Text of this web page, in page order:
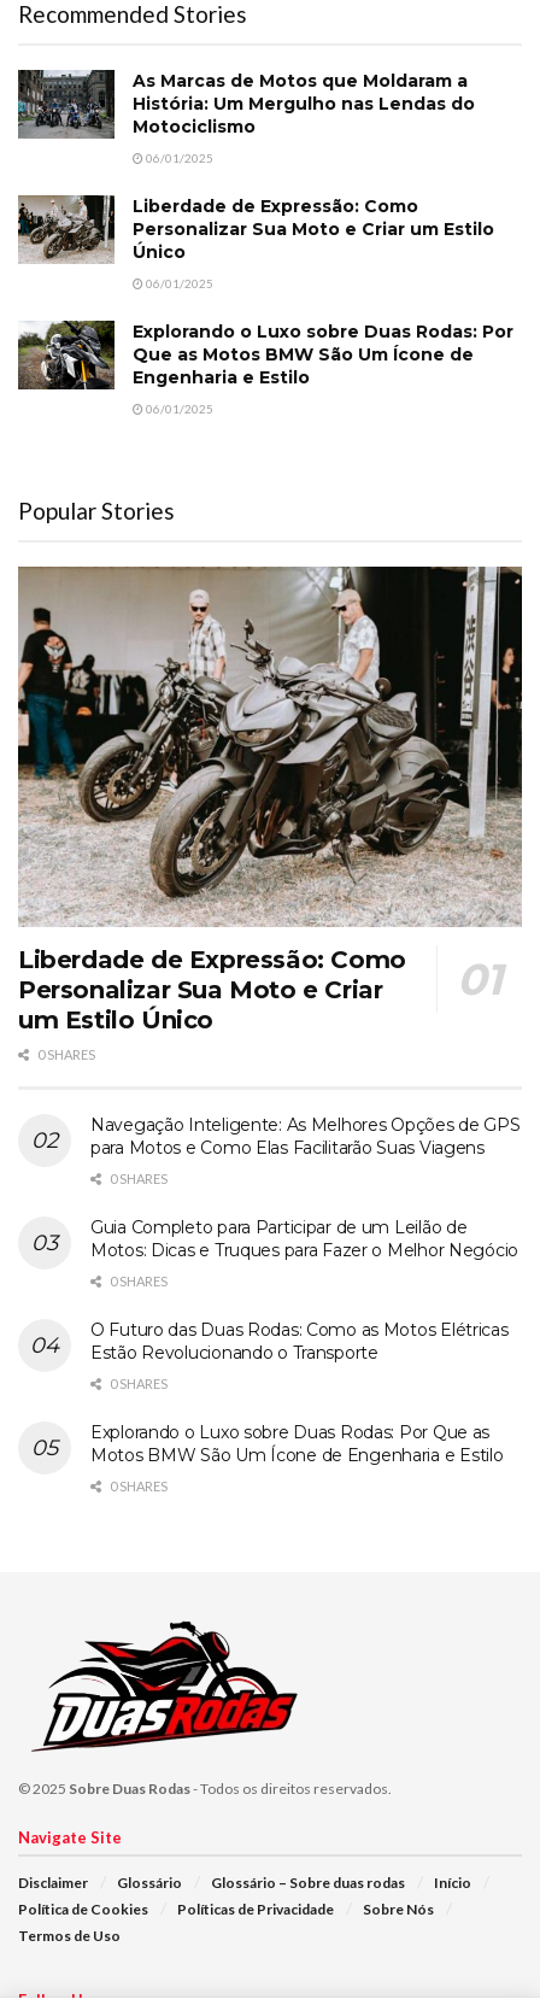
Recommended Stories
As Marcas de Motos que Moldaram a
História: Um Mergulho nas Lendas do
Motociclismo
06/01/2025
Liberdade de Expressão: Como
Personalizar Sua Moto e Criar um Estilo
Único
06/01/2025
Explorando o Luxo sobre Duas Rodas: Por
Que as Motos BMW São Um Ícone de
Engenharia e Estilo
06/01/2025
Popular Stories
Liberdade de Expressão: Como
Personalizar Sua Moto e Criar
um Estilo Único
0 SHARES
Navegação Inteligente: As Melhores Opções de GPS
para Motos e Como Elas Facilitarão Suas Viagens
0 SHARES
Guia Completo para Participar de um Leilão de
Motos: Dicas e Truques para Fazer o Melhor Negócio
0 SHARES
O Futuro das Duas Rodas: Como as Motos Elétricas
Estão Revolucionando o Transporte
0 SHARES
Explorando o Luxo sobre Duas Rodas: Por Que as
Motos BMW São Um Ícone de Engenharia e Estilo
0 SHARES
© 2025 Sobre Duas Rodas- Todos os direitos reservados.
Navigate Site
Disclaimer Glossário Glossário – Sobre duas rodas
Início
Política de Cookies
Políticas de Privacidade
Sobre Nós
Termos de Uso
Follow Us